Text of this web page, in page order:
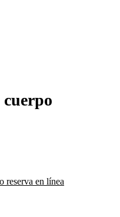
o reserva en línea